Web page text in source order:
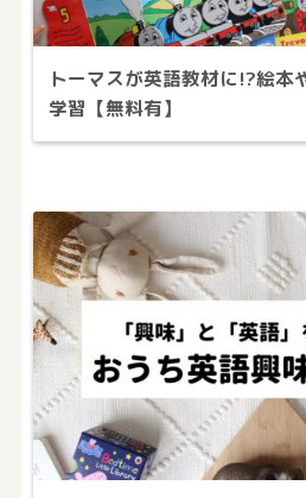
トーマスが英語教材に!?絵本
学習【無料有】